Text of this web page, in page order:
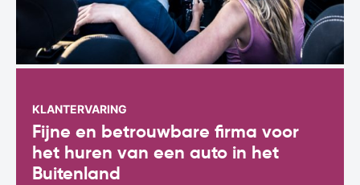
KLANTERVARING
Fijne en betrouwbare firma voor
het huren van een auto in het
Buitenland